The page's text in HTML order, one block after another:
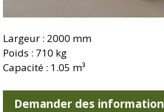
Largeur : 2000 mm
Poids : 710 kg
Capacité : 1.05 m³
Demander des